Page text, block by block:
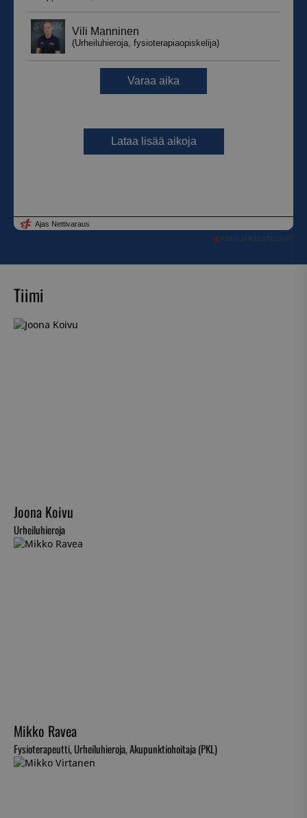
AJAS JÄRJESTELMÄT
Tiimi
Joona Koivu
Urheiluhieroja
Mikko Ravea
Fysioterapeutti, Urheiluhieroja, Akupunktiohoitaja (PKL)